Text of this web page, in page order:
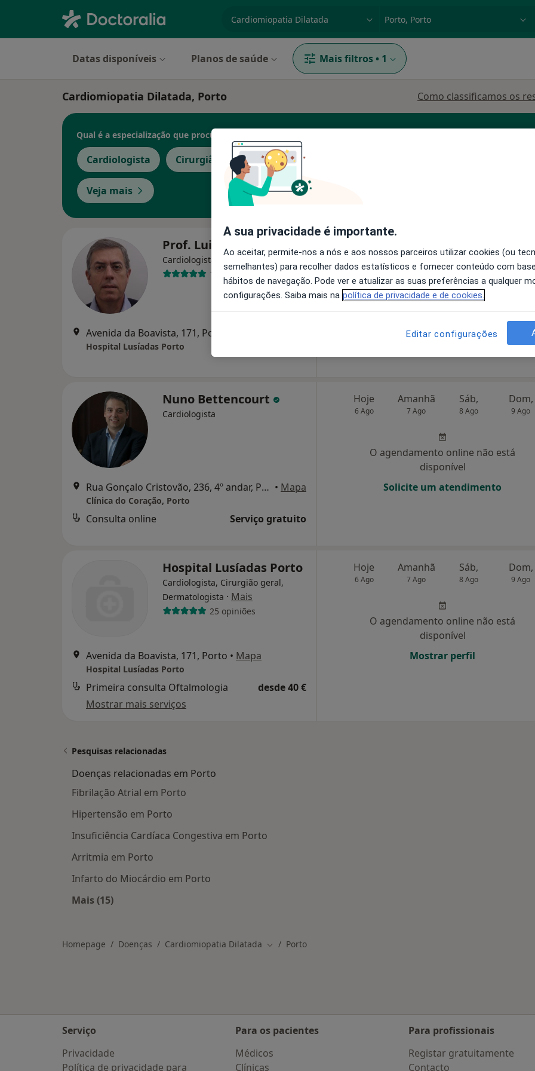
Datas disponíveis Planos de saúde Mais filtros • 1
Cardiomiopatia Dilatada, Porto Como classificamos os
Qual é a especialização que procura?
Cardiologista Cirurgião geral Dermatologista
Veja mais
Prof. Luis Moura
Cardiologista
11 opiniões
Avenida da Boavista, 171, Porto
Hospital Lusíadas Porto
6 Ago 7 Ago 8 Ago 9 Ago
O agendamento online não está
Mostrar número
Nuno Bettencourt
Cardiologista
Rua Gonçalo Cristovão, 236, 4º andar, Porto • Mapa
Clínica do Coração, Porto
Consulta online Serviço gratuito
Hoje
6 Ago
Amanhã
7 Ago
Sáb,
8 Ago
Dom,
9 Ago
O agendamento online não está
disponível
Solicite um atendimento
Hospital Lusíadas Porto
Cardiologista, Cirurgião geral,
Dermatologista · Mais
25 opiniões
Avenida da Boavista, 171, Porto • Mapa
Hospital Lusíadas Porto
Primeira consulta Oftalmologia
desde 40 €
Mostrar mais serviços
Hoje
6 Ago
Amanhã
7 Ago
Sáb,
8 Ago
Dom,
9 Ago
O agendamento online não está
disponível
Mostrar perfil
Pesquisas relacionadas
Doenças relacionadas em Porto
Fibrilação Atrial em Porto
Hipertensão em Porto
Insuficiência Cardíaca Congestiva em Porto
Arritmia em Porto
Infarto do Miocárdio em Porto
Mais (15)
Homepage Doenças Cardiomiopatia Dilatada Mudar de cidade
Porto
Serviço
Privacidade
Política de privacidade para
Para os pacientes
Médicos
Clínicas
Para profissionais
Registar gratuitamente
Contacto
A sua privacidade é importante.
Ao aceitar, permite-nos a nós e aos nossos parceiros utilizar cookies (ou
semelhantes) para recolher dados estatísticos e fornecer conteúdo com
hábitos de navegação. Pode ver e atualizar as suas preferências a qualquer
configurações. Saiba mais na política de privacidade e de cookies.
Editar configurações